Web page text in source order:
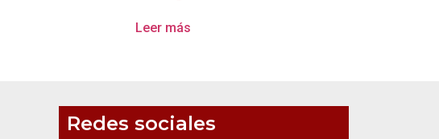
Leer más
Redes sociales